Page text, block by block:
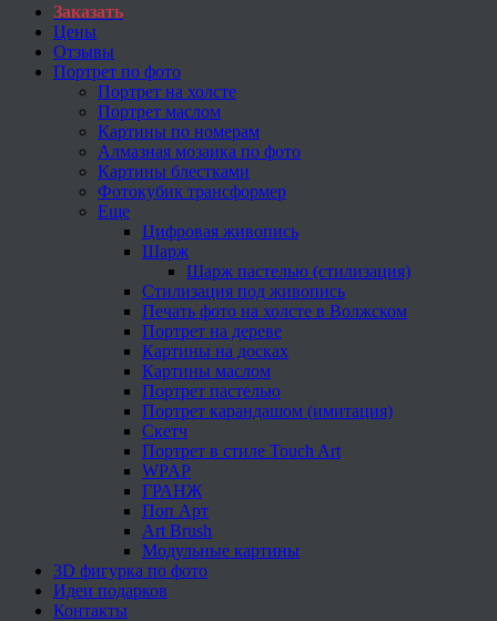
Заказать
Цены
Отзывы
Портрет по фото
Портрет на холсте
Портрет маслом
Картины по номерам
Алмазная мозаика по фото
Картины блестками
Фотокубик трансформер
Еще
Цифровая живопись
Шарж
Шарж пастелью (стилизация)
Стилизация под живопись
Печать фото на холсте в Волжском
Портрет на дереве
Картины на досках
Картины маслом
Портрет пастелью
Портрет карандашом (имитация)
Скетч
Портрет в стиле Touch Art
WPAP
ГРАНЖ
Поп Арт
Art Brush
Модульные картины
3D фигурка по фото
Идеи подарков
Контакты